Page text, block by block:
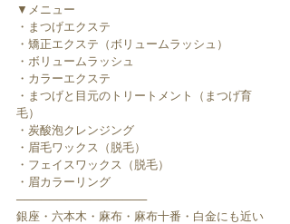
▼メニュー
・まつげエクステ
・矯正エクステ（ボリュームラッシュ）
・ボリュームラッシュ
・カラーエクステ
・まつげと目元のトリートメント（まつげ育
毛）
・炭酸泡クレンジング
・眉毛ワックス（脱毛）
・フェイスワックス（脱毛）
・眉カラーリング
────────────────
銀座・六本木・麻布・麻布十番・白金にも近い